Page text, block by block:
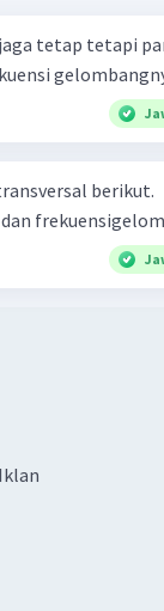
tetap tetapi
berikut.
Iklan